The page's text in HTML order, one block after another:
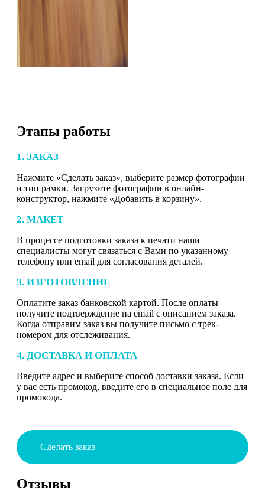
Этапы работы
1. ЗАКАЗ
Нажмите «Сделать заказ», выберите размер фотографии
и тип рамки. Загрузите фотографии в онлайн-
конструктор, нажмите «Добавить в корзину».
2. МАКЕТ
В процессе подготовки заказа к печати наши
специалисты могут связаться с Вами по указанному
телефону или email для согласования деталей.
3. ИЗГОТОВЛЕНИЕ
Оплатите заказ банковской картой. После оплаты
получите подтверждение на email с описанием заказа.
Когда отправим заказ вы получите письмо с трек-
номером для отслеживания.
4. ДОСТАВКА И ОПЛАТА
Введите адрес и выберите способ доставки заказа. Если
у вас есть промокод, введите его в специальное поле для
промокода.
Сделать заказ
Отзывы